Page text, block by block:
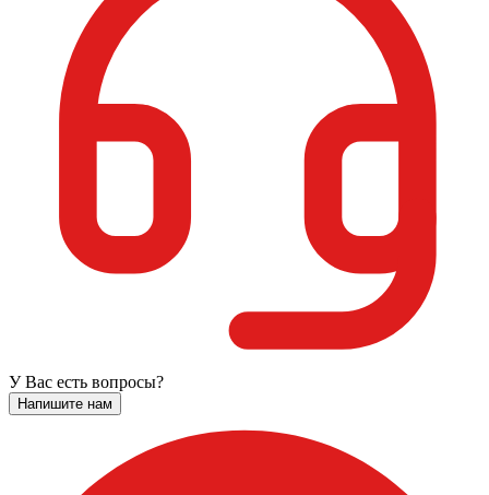
У Вас есть вопросы?
Напишите нам